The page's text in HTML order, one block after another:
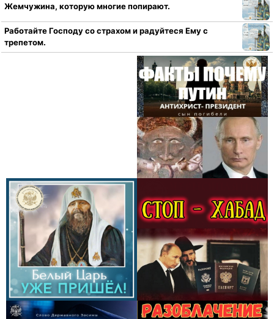
Жемчужина, которую многие попирают.
Работайте Господу со страхом и радуйтеся Ему с
трепетом.